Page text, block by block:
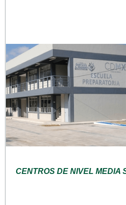
CENTROS DE NIVEL MEDIA